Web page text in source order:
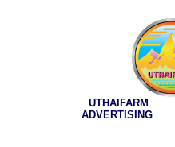
UTHAIFARM
ADVERTISING